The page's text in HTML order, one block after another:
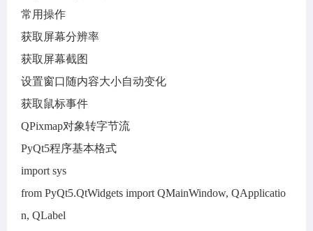
常用操作
获取屏幕分辨率
获取屏幕截图
设置窗口随内容大小自动变化
获取鼠标事件
QPixmap对象转字节流
PyQt5程序基本格式
import sys
from PyQt5.QtWidgets import QMainWindow, QApplicatio
n, QLabel